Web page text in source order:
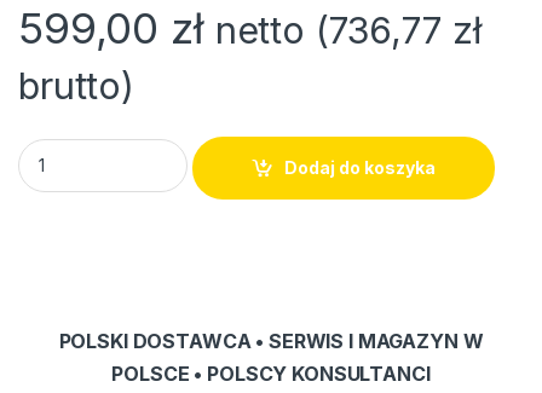
599,00 zł netto (736,77 zł
brutto)
System tour-guide - Nadajnik mGuide DLR-01 quantity
Dodaj do koszyka
POLSKI DOSTAWCA • SERWIS I MAGAZYN W
POLSCE • POLSCY KONSULTANCI